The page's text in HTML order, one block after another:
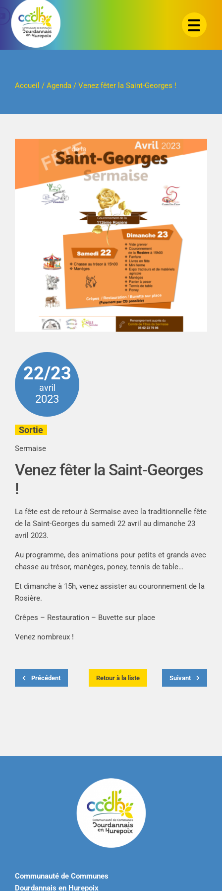
Passer
contenu
Accueil / Agenda/ Venez fêter la Saint-Georges !
22/23
avril
2023
Sortie
Sermaise
Venez fêter la Saint-Georges
!
La fête est de retour à Sermaise avec la traditionnelle fête
de la Saint-Georges du samedi 22 avril au dimanche 23
avril 2023.
Au programme, des animations pour petits et grands avec
chasse au trésor, manèges, poney, tennis de table…
Et dimanche à 15h, venez assister au couronnement de la
Rosière.
Crêpes – Restauration – Buvette sur place
Venez nombreux !
Précédent Retour à la liste Suivant
Communauté de Communes
Dourdannais en Hurepoix